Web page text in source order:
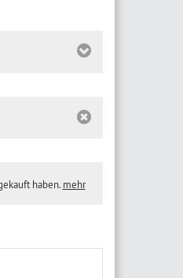
haben. mehr